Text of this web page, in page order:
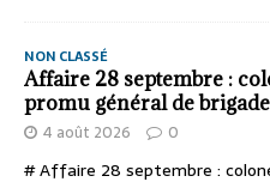
NON CLASSÉ
Affaire 28 septembre :
promu général de
4 août 2026 0
# Affaire 28 septembre :